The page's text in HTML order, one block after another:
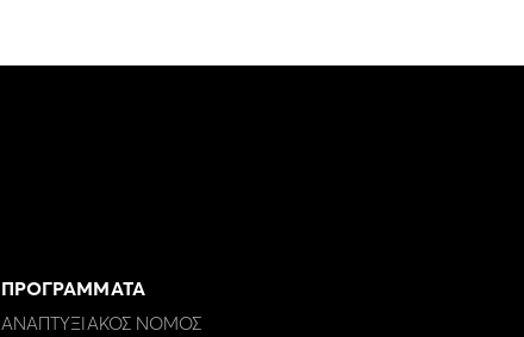
ΠΡΟΓΡΑΜΜΑΤΑ
ΑΝΑΠΤΥΞΙΑΚΟΣ ΝΟΜΟΣ